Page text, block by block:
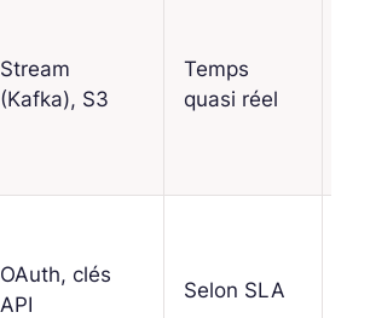
Stream
(Kafka), S3
Temps
quasi réel
OAuth, clés
API
Selon SLA